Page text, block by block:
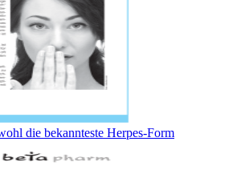
die bekannteste Herpes-Form